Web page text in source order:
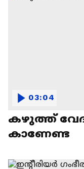
കഴുത്ത്
കാണേണ്ട
03:04